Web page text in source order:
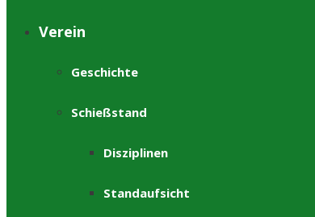
Verein
Geschichte
Schießstand
Disziplinen
Standaufsicht